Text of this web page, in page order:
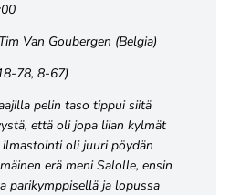
Van Goubergen (Belgia)
78, 8-67)
pelin taso tippui siitä
että oli jopa liian kylmät
oli juuri pöydän
erä meni Salolle, ensin
parikymppisellä ja lopussa